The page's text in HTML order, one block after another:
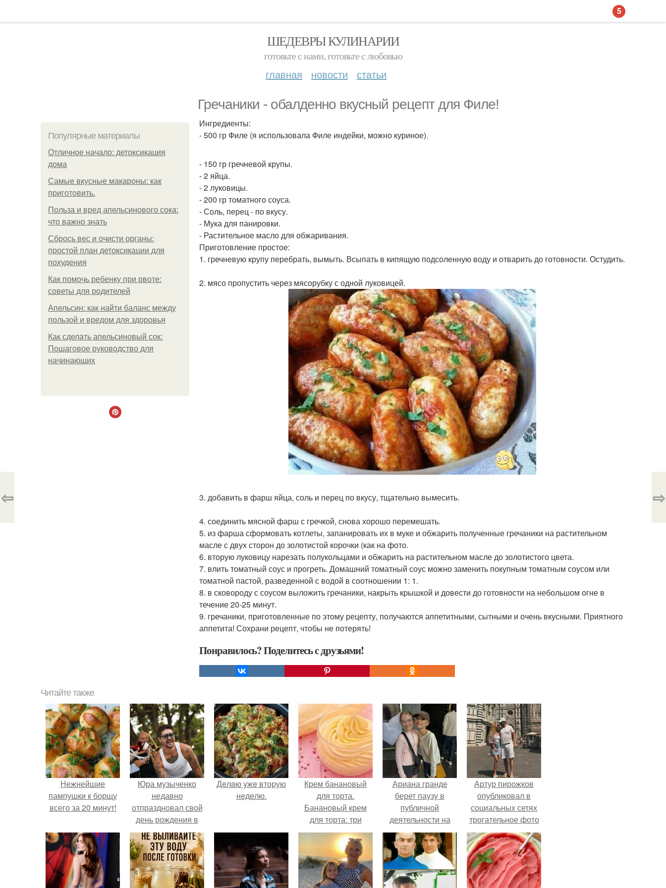
ШЕДЕВРЫ КУЛИНАРИИ
готовьте с нами, готовьте с любовью
главная новости статьи
Гречаники - обалденно вкусный рецепт для Филе!
Популярные материалы
Отличное начало: детоксикация
дома
Самые вкусные макароны: как
приготовить.
Польза и вред апельсинового сока:
что важно знать
Сбрось вес и очисти органы:
простой план детоксикации для
похудения
Как помочь ребенку при рвоте:
советы для родителей
Апельсин: как найти баланс между
пользой и вредом для здоровья
Как сделать апельсиновый сок:
Пошаговое руководство для
начинающих
Ингредиенты:
- 500 гр Филе (я использовала Филе индейки, можно куриное).
- 150 гр гречневой крупы.
- 2 яйца.
- 2 луковицы.
- 200 гр томатного соуса.
- Соль, перец - по вкусу.
- Мука для панировки.
- Растительное масло для обжаривания.
Приготовление простое:
1. гречневую крупу перебрать, вымыть. Всыпать в кипящую подсоленную воду и отварить до готовности. Остудить.
2. мясо пропустить через мясорубку с одной луковицей.
3. добавить в фарш яйца, соль и перец по вкусу, тщательно вымесить.
4. соединить мясной фарш с гречкой, снова хорошо перемешать.
5. из фарша сформовать котлеты, запанировать их в муке и обжарить полученные гречаники на растительном
масле с двух сторон до золотистой корочки (как на фото.
6. вторую луковицу нарезать полукольцами и обжарить на растительном масле до золотистого цвета.
7. влить томатный соус и прогреть. Домашний томатный соус можно заменить покупным томатным соусом или
томатной пастой, разведенной с водой в соотношении 1: 1.
8. в сковороду с соусом выложить гречаники, накрыть крышкой и довести до готовности на небольшом огне в
течение 20-25 минут.
9. гречаники, приготовленные по этому рецепту, получаются аппетитными, сытными и очень вкусными. Приятного
аппетита! Сохрани рецепт, чтобы не потерять!
Понравилось? Поделитесь с друзьями!
⇦ ⇨
Читайте также
Нежнейшие
пампушки к борщу
всего за 20 минут!
Юра музыченко
недавно
отпраздновал свой
день рождения в
кругу самых
близких и родных
людей.
Дeлaю yжe втopую
нeдeлю.
Крем банановый
для торта.
Банановый крем
для торта: три
рецепта как
приготовить.
Ариана гранде
берет паузу в
публичной
деятельности на
фоне слухов о
своем здоровье.
Артур пирожков
опубликовал в
социальных сетях
трогательное фото
с супругой
Анжеликой,
сделанное во
время их недавнего
путешествия в
5